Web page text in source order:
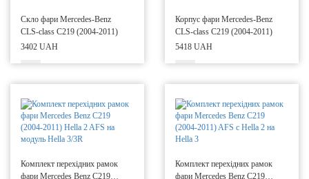
Скло фари Mercedes-Benz
CLS-class C219 (2004-2011)
3402 UAH
Корпус фари Mercedes-Benz
CLS-class C219 (2004-2011)
5418 UAH
Комплект перехідних рамок
фари Mercedes Benz C219
Комплект перехідних рамок
фари Mercedes Benz C219